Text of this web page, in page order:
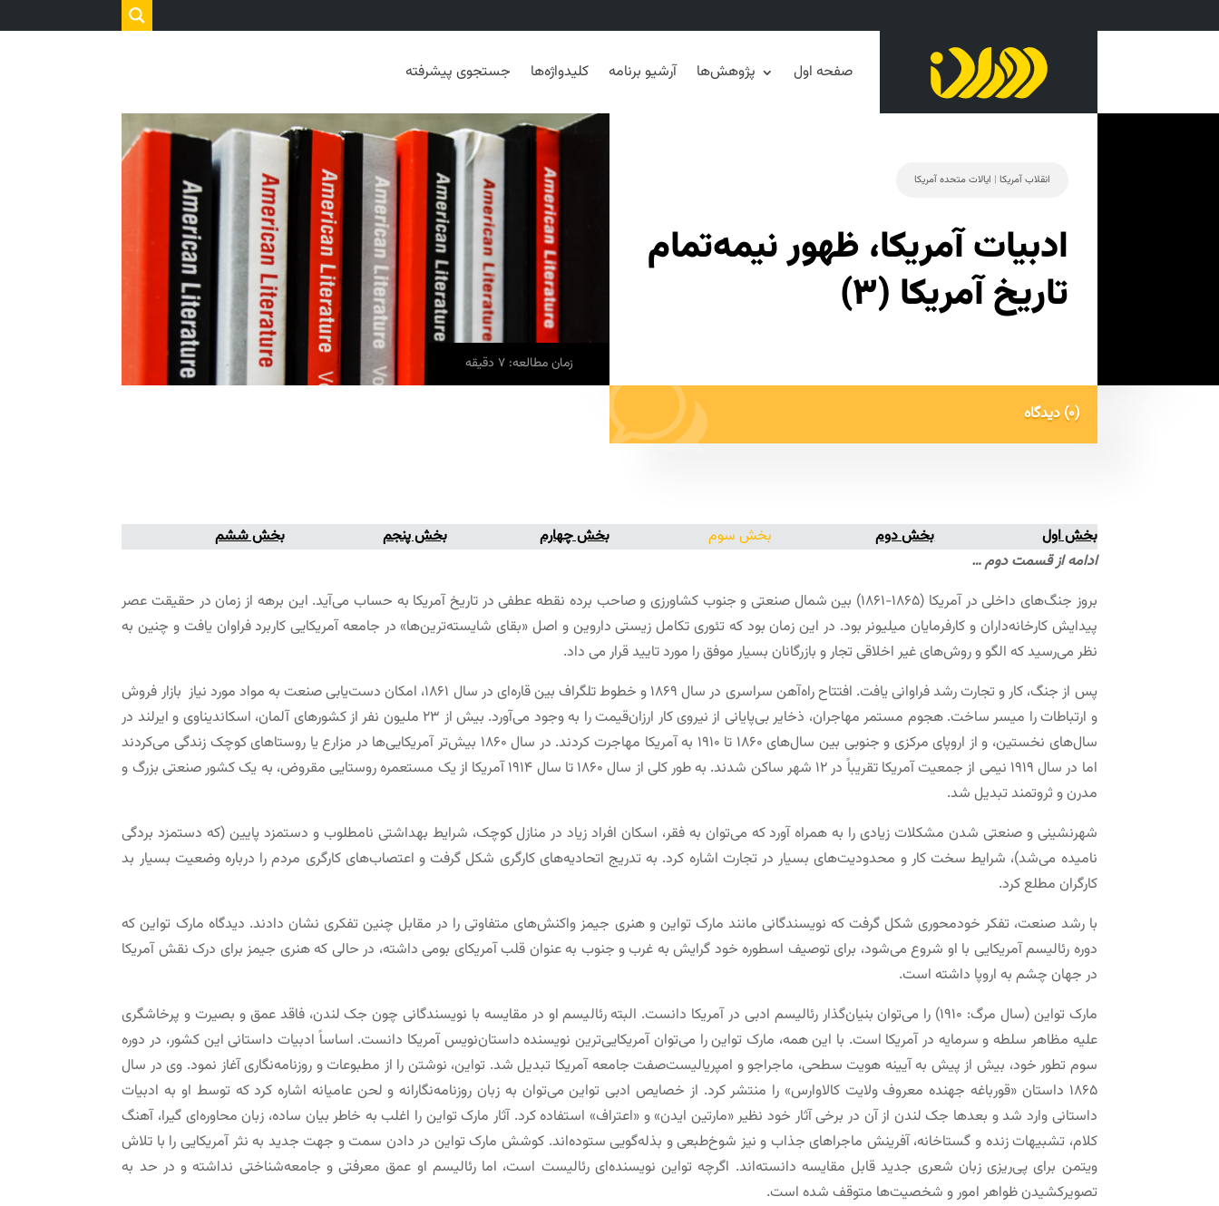
صفحه اول پژوهش‌ها آرشیو برنامه کلیدواژه‌ها جستجوی پیشرفته
انقلاب آمریکا | ایالات متحده آمریکا
ادبیات آمریکا، ظهور نیمه‌تمام
تاریخ آمریکا (۳)
زمان مطالعه: 7 دقیقه
(0) دیدگاه
بخش اول بخش دوم بخش سوم بخش چهارم بخش پنجم
بخش ششم
ادامه از قسمت دوم …
بروز جنگ‌های داخلی در آمریکا (۱۸۶۵-۱۸۶۱) بین شمال صنعتی و جنوب کشاورزی و صاحب برده نقطه عطفی در تاریخ آمریکا به حساب می‌آید. این برهه از زمان در حقیقت عصر
پیدایش کارخانه‌داران و کارفرمایان میلیونر بود. در این زمان بود که تئورى تکامل زیستى داروین و اصل «بقاى شایسته‌ترین‌ها» در جامعه آمریکایى کاربرد فراوان یافت و چنین به
نظر مى‌رسید که الگو و روش‌هاى غیر اخلاقى تجار و بازرگانان بسیار موفق را مورد تایید قرار می داد.
پس از جنگ، کار و تجارت رشد فراوانی یافت. افتتاح راه‌آهن سراسری در سال ۱۸۶۹ و خطوط تلگراف بین قاره‌ای در سال ۱۸۶۱، امکان دست‌یابی صنعت به مواد مورد نیاز بازار فروش
و ارتباطات را میسر ساخت. هجوم مستمر مهاجران، ذخایر بی‌پایانی از نیروی کار ارزان‌قیمت را به وجود می‌آورد. بیش از ۲۳ ملیون نفر از کشورهای آلمان، اسکاندیناوی و ایرلند در
سال‌های نخستین، و از اروپای مرکزی و جنوبی بین سال‌های ۱۸۶۰ تا ۱۹۱۰ به آمریکا مهاجرت کردند. در سال ۱۸۶۰ بیش‌تر آمریکایی‌ها در مزارع یا روستاهای کوچک زندگی می‌کردند
اما در سال ۱۹۱۹ نیمی از جمعیت آمریکا تقریباً در ۱۲ شهر ساکن شدند. به طور کلی از سال ۱۸۶۰ تا سال ۱۹۱۴ آمریکا از یک مستعمره روستایی مقروض، به یک کشور صنعتی بزرگ و
مدرن و ثروتمند تبدیل شد.
شهرنشینی و صنعتی شدن مشکلات زیادی را به همراه آورد که می‌توان به فقر، اسکان افراد زیاد در منازل کوچک، شرایط بهداشتی نامطلوب و دستمزد پایین (که دستمزد بردگی
نامیده می‌شد)، شرایط سخت کار و محدودیت‌های بسیار در تجارت اشاره کرد. به تدریج اتحادیه‌های کارگری شکل گرفت و اعتصاب‌های کارگری مردم را درباره وضعیت بسیار بد
کارگران مطلع کرد.
با رشد صنعت، تفکر خودمحوری شکل گرفت که نویسندگانی مانند مارک تواین و هنری جیمز واکنش‌های متفاوتی را در مقابل چنین تفکری نشان دادند. دیدگاه مارک تواین که
دوره رئالیسم آمریکایی با او شروع می‌شود، برای توصیف اسطوره خود گرایش به غرب و جنوب به عنوان قلب آمریکای بومی داشته، در حالی که هنری جیمز برای درک نقش آمریکا
در جهان چشم به اروپا داشته است.
مارک تواین (سال مرگ: ۱۹۱۰) را می‌توان بنیان‌گذار رئالیسم ادبی در آمریکا دانست. البته رئالیسم او در مقایسه با نویسندگانی چون جک لندن، فاقد عمق و بصیرت و پرخاشگری
علیه مظاهر سلطه و سرمایه در آمریکا است. با این همه، مارک تواین را می‌توان آمریکایی‌ترین نویسنده داستان‌نویس آمریکا دانست. اساساً ادبیات داستانی این کشور، در دوره
سوم تطور خود، بیش از پیش به آیینه هویت سطحی، ماجراجو و امپریالیست‌صفت جامعه آمریکا تبدیل شد. تواین، نوشتن را از مطبوعات و روزنامه‌نگاری آغاز نمود. وی در سال
۱۸۶۵ داستان «قورباغه‌ جهنده معروف ولایت کالاوارس» را منتشر کرد. از خصایص ادبی تواین می‌توان به زبان روزنامه‌نگارانه و لحن عامیانه اشاره کرد که توسط او به ادبیات
داستانی وارد شد و بعدها جک لندن از آن در برخی آثار خود نظیر «مارتین ایدن» و «اعترا‏ف» استفاده کرد. آثار مارک تواین را اغلب به خاطر بیان ساده، زبان محاوره‌ای گیرا، آهنگ
کلام، تشبیهات زنده و گستاخانه، آفرینش ماجراهای جذاب و نیز شوخ‌طبعی و بذله‌گویی ستوده‌اند. کوشش مارک تواین در دادن سمت و جهت جدید به نثر آمریکایی را با تلاش
ویتمن برای پی‌ریزی زبان شعری جدید قابل مقایسه دانسته‌اند. اگرچه تواین نویسنده‌ای رئالیست است، اما رئالیسم او عمق معرفتی و جامعه‌شناختی نداشته و در حد به
تصویرکشیدن ظواهر امور و شخصیت‌ها متوقف شده است.